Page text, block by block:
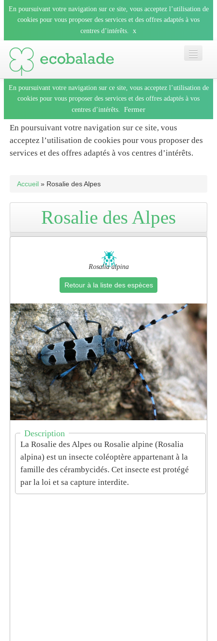
En poursuivant votre navigation sur ce site, vous acceptez l’utilisation de
cookies pour vous proposer des services et des offres adaptés à vos
centres d’intérêts.
x
Accueil
Les balades
Les espèces
Pro
En poursuivant votre navigation sur ce site, vous acceptez l’utilisation de
cookies pour vous proposer des services et des offres adaptés à vos
centres d’intérêts.
Fermer
En poursuivant votre navigation sur ce site, vous
acceptez l’utilisation de cookies pour vous proposer des
services et des offres adaptés à vos centres d’intérêts.
Accueil » Rosalie des Alpes
Rosalie des Alpes
Rosalia alpina
Retour à la liste des espèces
Description
La Rosalie des Alpes ou Rosalie alpine (Rosalia
alpina) est un insecte coléoptère appartenant à la
famille des cérambycidés. Cet insecte est protégé
par la loi et sa capture interdite.